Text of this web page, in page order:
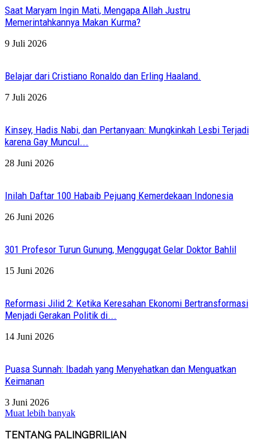
Saat Maryam Ingin Mati, Mengapa Allah Justru
Memerintahkannya Makan Kurma?
9 Juli 2026
Belajar dari Cristiano Ronaldo dan Erling Haaland.
7 Juli 2026
Kinsey, Hadis Nabi, dan Pertanyaan: Mungkinkah Lesbi Terjadi
karena Gay Muncul...
28 Juni 2026
Inilah Daftar 100 Habaib Pejuang Kemerdekaan Indonesia
26 Juni 2026
301 Profesor Turun Gunung, Menggugat Gelar Doktor Bahlil
15 Juni 2026
Reformasi Jilid 2: Ketika Keresahan Ekonomi Bertransformasi
Menjadi Gerakan Politik di...
14 Juni 2026
Puasa Sunnah: Ibadah yang Menyehatkan dan Menguatkan
Keimanan
3 Juni 2026
Muat lebih banyak
TENTANG PALINGBRILIAN